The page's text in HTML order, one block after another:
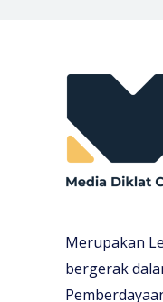
Merupakan
bergerak